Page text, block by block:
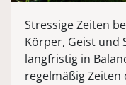
Stressige Zeiten
Körper, Geist und
langfristig in
regelmäßig Zeiten